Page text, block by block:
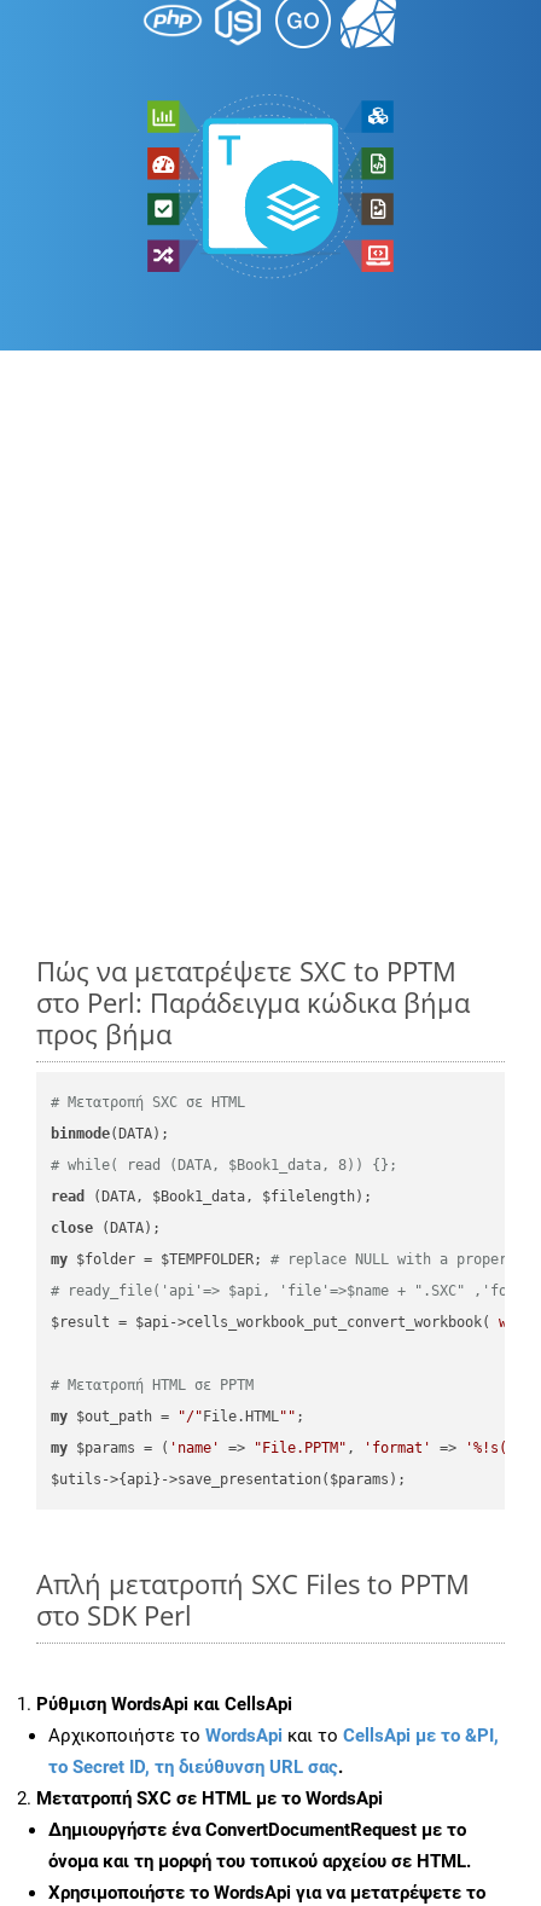
Πώς να μετατρέψετε SXC to PPTM
στο Perl: Παράδειγμα κώδικα βήμα
προς βήμα
# Μετατροπή SXC σε HTML
binmode
# while( read (DATA, $Book1_data, 8)) {};
read
close
my $folder = $TEMPFOLDER; # replace NULL with a proper
# ready_file('api'=> $api, 'file'=>$name + ".SXC"
$result = $api->cells_workbook_put_convert_workbook(
# Μετατροπή HTML σε PPTM
my $out_path = "/" File.HTML""
my $params = ( 'name' => "File.PPTM" , 'format' =>
Απλή μετατροπή SXC Files to PPTM
στο SDK Perl
Ρύθμιση WordsApi και CellsApi
Αρχικοποιήστε το WordsApi και το CellsApi με το &PI,
το Secret ID, τη διεύθυνση URL σας.
Μετατροπή SXC σε HTML με το WordsApi
Δημιουργήστε έναConvertDocumentRequest με το
όνομα και τη μορφή του τοπικού αρχείου σε HTML.
Χρησιμοποιήστε το WordsApi για να μετατρέψετε το